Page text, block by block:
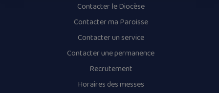
Contacter le Diocèse
Contacter ma Paroisse
Contacter un service
Contacter une permanence
Recrutement
Horaires des messes